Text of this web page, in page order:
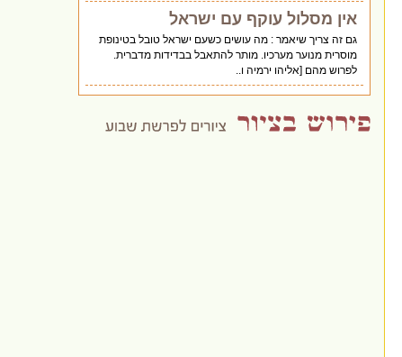
אין מסלול עוקף עם ישראל
גם זה צריך שיאמר : מה עושים כשעם ישראל טובל בטינופת
מוסרית מנוער מערכיו. מותר להתאבל בבדידות מדברית.
לפרוש מהם [אליהו ירמיה ו..